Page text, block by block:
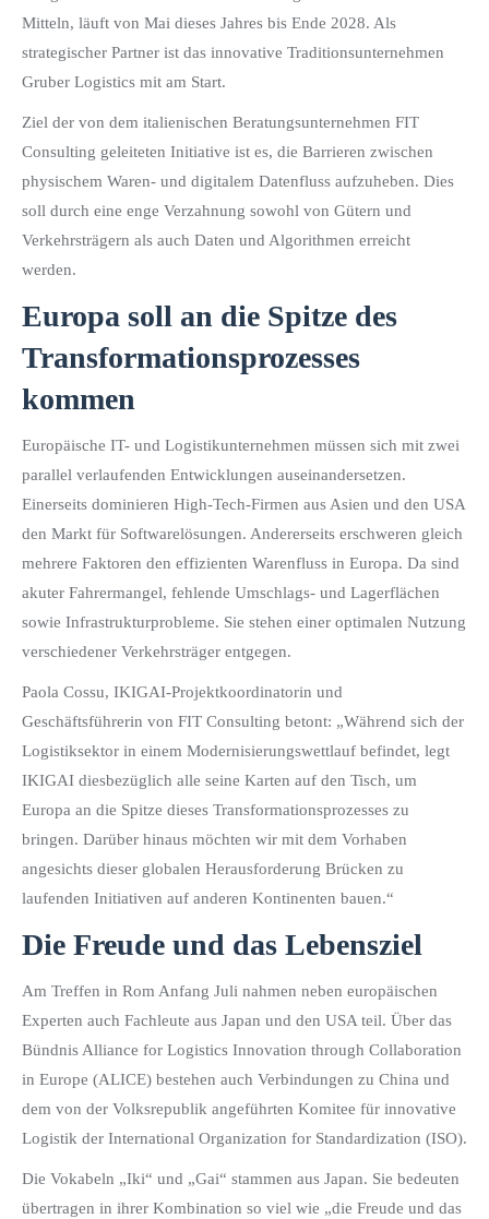
Mitteln, läuft von Mai dieses Jahres bis Ende 2028. Als
strategischer Partner ist das innovative Traditionsunternehmen
Gruber Logistics mit am Start.
Ziel der von dem italienischen Beratungsunternehmen FIT
Consulting geleiteten Initiative ist es, die Barrieren zwischen
physischem Waren- und digitalem Datenfluss aufzuheben. Dies
soll durch eine enge Verzahnung sowohl von Gütern und
Verkehrsträgern als auch Daten und Algorithmen erreicht
werden.
Europa soll an die Spitze des
Transformationsprozesses
kommen
Europäische IT- und Logistikunternehmen müssen sich mit zwei
parallel verlaufenden Entwicklungen auseinandersetzen.
Einerseits dominieren High-Tech-Firmen aus Asien und den USA
den Markt für Softwarelösungen. Andererseits erschweren gleich
mehrere Faktoren den effizienten Warenfluss in Europa. Da sind
akuter Fahrermangel, fehlende Umschlags- und Lagerflächen
sowie Infrastrukturprobleme. Sie stehen einer optimalen Nutzung
verschiedener Verkehrsträger entgegen.
Paola Cossu, IKIGAI-Projektkoordinatorin und
Geschäftsführerin von FIT Consulting betont: „Während sich der
Logistiksektor in einem Modernisierungswettlauf befindet, legt
IKIGAI diesbezüglich alle seine Karten auf den Tisch, um
Europa an die Spitze dieses Transformationsprozesses zu
bringen. Darüber hinaus möchten wir mit dem Vorhaben
angesichts dieser globalen Herausforderung Brücken zu
laufenden Initiativen auf anderen Kontinenten bauen.“
Die Freude und das Lebensziel
Am Treffen in Rom Anfang Juli nahmen neben europäischen
Experten auch Fachleute aus Japan und den USA teil. Über das
Bündnis Alliance for Logistics Innovation through Collaboration
in Europe (ALICE) bestehen auch Verbindungen zu China und
dem von der Volksrepublik angeführten Komitee für innovative
Logistik der International Organization for Standardization (ISO).
Die Vokabeln „Iki“ und „Gai“ stammen aus Japan. Sie bedeuten
übertragen in ihrer Kombination so viel wie „die Freude und das